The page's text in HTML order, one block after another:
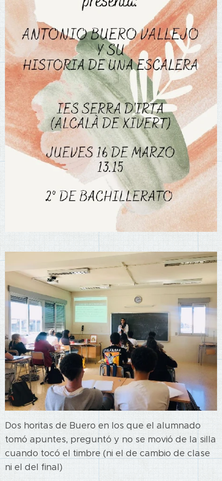
Dos horitas de Buero en los que el alumnado
tomó apuntes, preguntó y no se movió de la silla
cuando tocó el timbre (ni el de cambio de clase
ni el del final)